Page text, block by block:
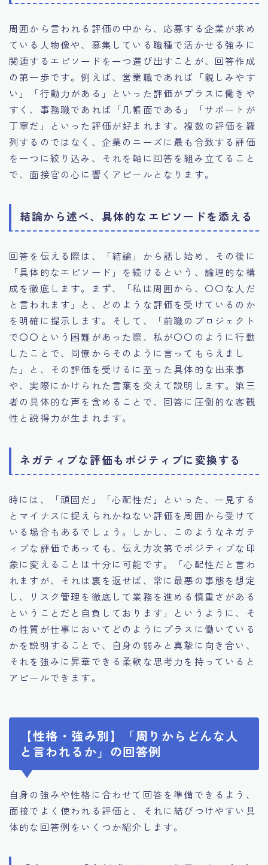
周囲から言われる評価の中から、応募する企業が求め
ている人物像や、募集している職種で活かせる強みに
関連するエピソードを一つ選び出すことが、回答作成
の第一歩です。例えば、営業職であれば「親しみやす
い」「行動力がある」といった評価がプラスに働きや
すく、事務職であれば「几帳面である」「サポートが
丁寧だ」といった評価が好まれます。複数の評価を羅
列するのではなく、企業のニーズに最も合致する評価
を一つに絞り込み、それを軸に回答を組み立てること
で、面接官の心に響くアピールとなります。
結論から述べ、具体的なエピソードを添える
回答を伝える際は、「結論」から話し始め、その後に
「具体的なエピソード」を続けるという、論理的な構
成を徹底します。まず、「私は周囲から、〇〇な人だ
と言われます」と、どのような評価を受けているのか
を明確に提示します。そして、「前職のプロジェクト
で〇〇という困難があった際、私が〇〇のように行動
したことで、同僚からそのように言ってもらえまし
た」と、その評価を受けるに至った具体的な出来事
や、実際にかけられた言葉を交えて説明します。第三
者の具体的な声を含めることで、回答に圧倒的な客観
性と説得力が生まれます。
ネガティブな評価もポジティブに変換する
時には、「頑固だ」「心配性だ」といった、一見する
とマイナスに捉えられかねない評価を周囲から受けて
いる場合もあるでしょう。しかし、このようなネガテ
ィブな評価であっても、伝え方次第でポジティブな印
象に変えることは十分に可能です。「心配性だと言わ
れますが、それは裏を返せば、常に最悪の事態を想定
し、リスク管理を徹底して業務を進める慎重さがある
ということだと自負しております」というように、そ
の性質が仕事においてどのようにプラスに働いている
かを説明することで、自身の弱みと真摯に向き合い、
それを強みに昇華できる柔軟な思考力を持っていると
アピールできます。
【性格・強み別】「周りからどんな人
と言われるか」の回答例
自身の強みや性格に合わせて回答を準備できるよう、
面接でよく使われる評価と、それに結びつけやすい具
体的な回答例をいくつか紹介します。